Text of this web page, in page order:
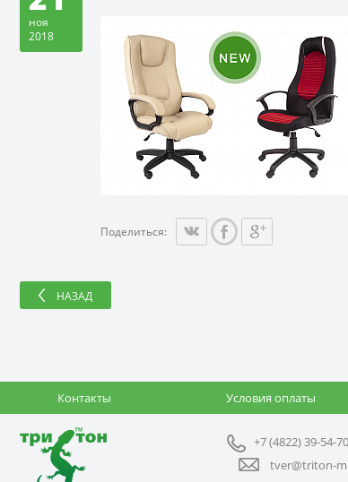
ноя
2018
Поделиться:
НАЗАД
Контакты Условия оплаты
+7 (4822) 39-54-
tver@triton-